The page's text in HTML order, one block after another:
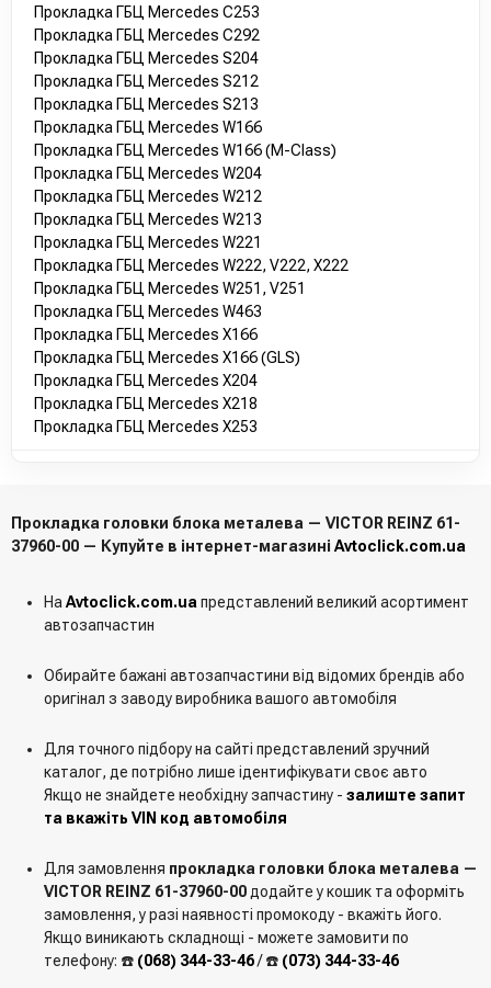
Прокладка ГБЦ Mercedes C253
Прокладка ГБЦ Mercedes C292
Прокладка ГБЦ Mercedes S204
Прокладка ГБЦ Mercedes S212
Прокладка ГБЦ Mercedes S213
Прокладка ГБЦ Mercedes W166
Прокладка ГБЦ Mercedes W166 (M-Class)
Прокладка ГБЦ Mercedes W204
Прокладка ГБЦ Mercedes W212
Прокладка ГБЦ Mercedes W213
Прокладка ГБЦ Mercedes W221
Прокладка ГБЦ Mercedes W222, V222, X222
Прокладка ГБЦ Mercedes W251, V251
Прокладка ГБЦ Mercedes W463
Прокладка ГБЦ Mercedes X166
Прокладка ГБЦ Mercedes X166 (GLS)
Прокладка ГБЦ Mercedes X204
Прокладка ГБЦ Mercedes X218
Прокладка ГБЦ Mercedes X253
Прокладка головки блока металева — VICTOR REINZ 61-
37960-00 — Купуйте в інтернет-магазині Avtoclick.com.ua
НаAvtoclick.com.uaпредставлений великий асортимент
автозапчастин
Обирайте бажані автозапчастини від відомих брендів або
оригінал з заводу виробника вашого автомобіля
Для точного підбору на сайті представлений зручний
каталог, де потрібно лише ідентифікувати своє авто
Якщо не знайдете необхідну запчастину - залиште запит
та вкажіть VIN код автомобіля
Для замовлення прокладка головки блока металева —
VICTOR REINZ 61-37960-00додайте у кошик та оформіть
замовлення, у разі наявності промокоду - вкажіть його.
Якщо виникають складнощі - можете замовити по
телефону: ☎️ (068) 344-33-46/ ☎️ (073) 344-33-46